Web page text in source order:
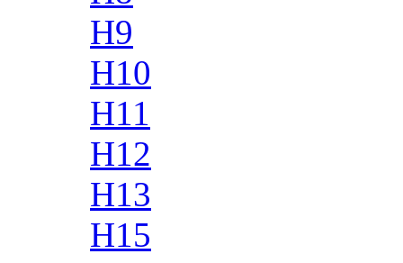
H9
H10
H11
H12
H13
H15